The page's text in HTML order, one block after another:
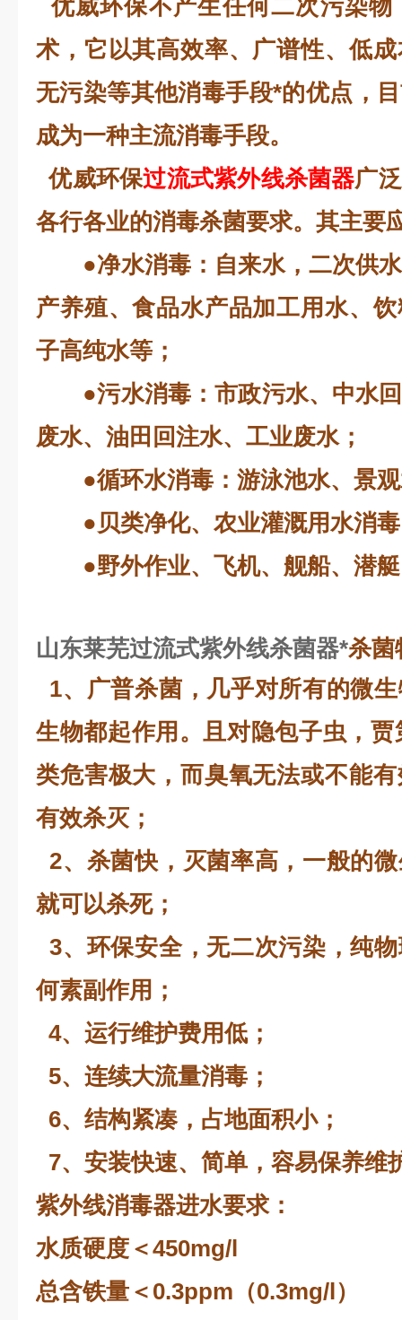
优威环保不产生任何二次污染
术，它以其高效率、广谱性、低
无污染等其他消毒手段*的优点，
成为一种主流消毒手段。
优威环保过流式紫外线杀菌器广
各行各业的消毒杀菌要求。其主要
●净水消毒：自来水，二次供水
产养殖、食品水产品加工用水、
子高纯水等；
●污水消毒：市政污水、中水回
废水、油田回注水、工业废水；
●循环水消毒：游泳池水、景观
●贝类净化、农业灌溉用水消毒
●野外作业、飞机、舰船、潜艇
山东莱芜过流式紫外线杀菌器*杀菌
1、广普杀菌，几乎对所有的微
生物都起作用。且对隐包子虫，
类危害极大，而臭氧无法或不能
有效杀灭；
2、杀菌快，灭菌率高，一般的
就可以杀死；
3、环保安全，无二次污染，纯
何素副作用；
4、运行维护费用低；
5、连续大流量消毒；
6、结构紧凑，占地面积小；
7、安装快速、简单，容易保养维
紫外线消毒器进水要求：
水质硬度＜450mg/l
总含铁量＜0.3ppm（0.3mg/l）